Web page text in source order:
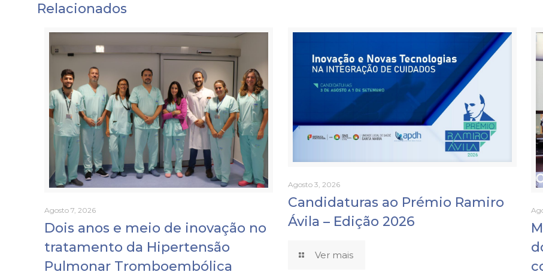
Relacionados
Agosto 7, 2026
Dois anos e meio de inovação no
tratamento da Hipertensão
Pulmonar Tromboembólica
Agosto 3, 2026
Candidaturas ao Prémio Ramiro
Ávila – Edição 2026
Ver mais